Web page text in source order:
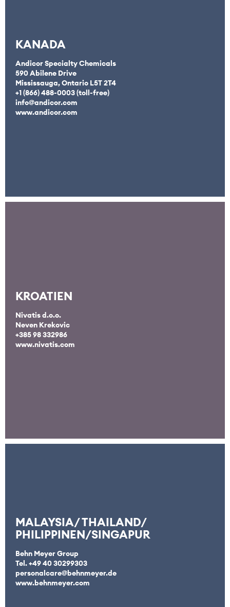
KANADA
Andicor Specialty Chemicals
590 Abilene Drive
Mississauga, Ontario L5T 2T4
+1 (866) 488-0003 (toll-free)
info@andicor.com
www.andicor.com
KROATIEN
Nivatis d.o.o.
Neven Krekovic
+385 98 332986
www.nivatis.com
MALAYSIA/ THAILAND/
PHILIPPINEN/SINGAPUR
Behn Meyer Group
Tel. +49 40 30299303
personalcare@behnmeyer.de
www.behnmeyer.com